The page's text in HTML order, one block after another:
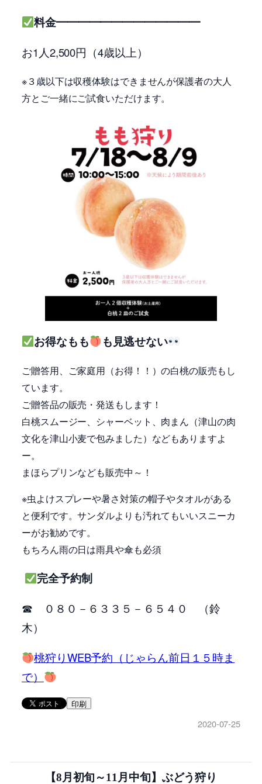
料金━━━━━━━━━━━━━
お1人2,500円（4歳以上）
※３歳以下は収穫体験はできませんが保護者の大人
方とご一緒にご試食いただけます。
お得なもも も見逃せない
ご贈答用、ご家庭用（お得！！）の白桃の販売もし
ています。
ご贈答品の販売・発送もします！
白桃スムージー、シャーベット、肉まん（津山の肉
文化を津山小麦で包みました）などもありますよ
ー。
まほらプリンなども販売中～！
※虫よけスプレーや暑さ対策の帽子やタオルがある
と便利です。サンダルよりも汚れてもいいスニーカ
ーがお勧めです。
もちろん雨の日は雨具や傘も必須
完全予約制
☎ ０８０－６３３５－６５４０ （鈴
木）
桃狩りWEB予約（じゃらん前日１５時ま
で）
印刷
2020-07-25
【8月初旬～11月中旬】ぶどう狩り